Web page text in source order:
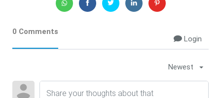
0 Comments
Login
Newest